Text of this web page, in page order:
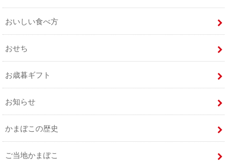
おいしい食べ方
おせち
お歳暮ギフト
お知らせ
かまぼこの歴史
ご当地かまぼこ